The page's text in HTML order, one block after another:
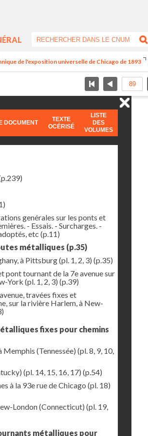
de l'exposition universelle de Chicago de 1893
DOCUMENT
TEXTE
OCÉRISÉ
LISTE
DES
VOLUMES
genérales sur les ponts et
- Essais. - Surcharges. -
etc (p.11)
métalliques (p.35)
à Pittsburg (pl. 1, 2, 3) (p.35)
pont tournant de la 7e avenue sur
York (pl. 1, 2, 3) (p.39)
travées fixes et
sur la rivière Harlem, à New-
fixes pour chemins
(Tennessée) (pl. 8, 9, 10,
(pl. 14, 15, 16, 17) (p.54)
à la 93e rue de Chicago (pl. 18)
London (Connecticut) (pl. 19,
métalliques pour